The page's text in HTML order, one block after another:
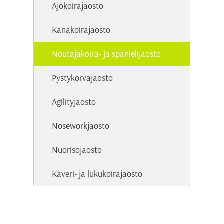
Ajokoirajaosto
Kanakoirajaosto
Noutajakoira- ja spanielijaosto
Pystykorvajaosto
Agilityjaosto
Noseworkjaosto
Nuorisojaosto
Kaveri- ja lukukoirajaosto